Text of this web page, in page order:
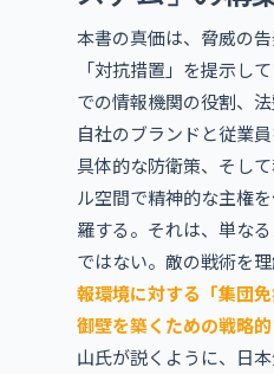
本書の真価は、脅威の
「対抗措置」を提示し
での情報機関の役割、
自社のブランドと従業
具体的な防衛策、そし
ル空間で精神的な主権
羅する。それは、単な
ではない。敵の戦術を
報環境に対する「集団
御壁を築くための戦略
山氏が説くように、日